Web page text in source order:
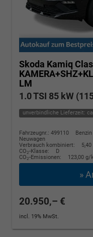
Skoda Kamiq
LM
1.0 TSI 85 kW
unverbindliche Lieferzeit:
Fahrzeugnr.: 499110
Benzin
Neuwagen
Verbrauch kombiniert:
CO2-Klasse:
D
CO2-Emissionen: 123,00 g/
»
20.950,– €
incl. 19% MwSt.